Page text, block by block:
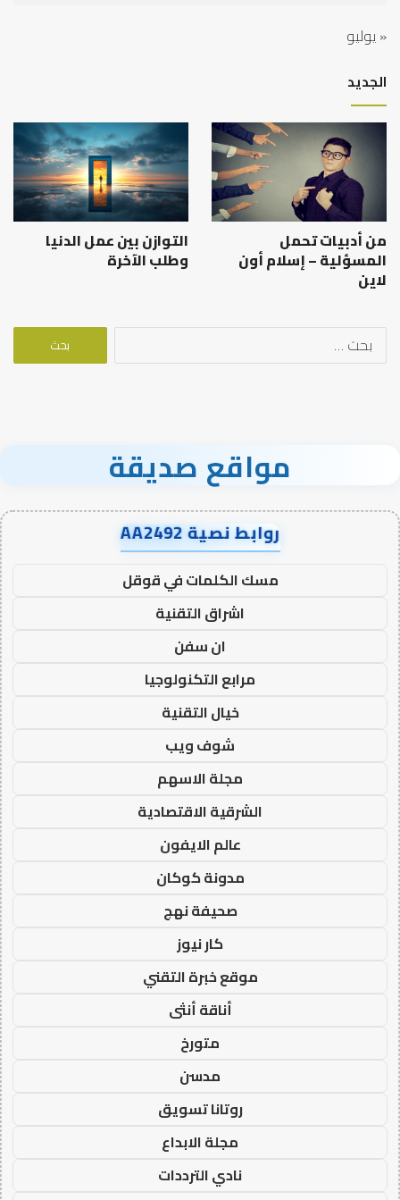
« يوليو
الجديد
من أدبيات تحمل
المسؤلية – إسلام أون
لاين
التوازن بين عمل الدنيا
وطلب الآخرة
البحث
مواقع صديقة
روابط نصية AA2492
مسك الكلمات في قوقل
اشراق التقنية
ان سفن
مرابع التكنولوجيا
خيال التقنية
شوف ويب
مجلة الاسهم
الشرقية الاقتصادية
عالم الايفون
مدونة كوكان
صحيفة نهج
كار نيوز
موقع خبرة التقني
أناقة أنثى
متورخ
مدسن
روتانا تسويق
مجلة الابداع
نادي الترددات